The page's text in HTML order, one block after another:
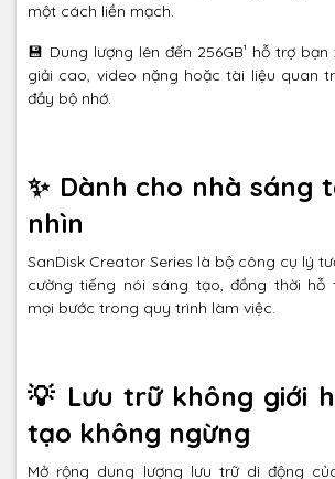
một cách liền mạch.
💾 Dung lượng lên đến 256GB¹ hỗ trợ
giải cao, video nặng hoặc tài liệu quan
đầy bộ nhớ.
✨ Dành cho nhà sáng
nhìn
SanDisk Creator Series là bộ công cụ lý
cường tiếng nói sáng tạo, đồng thời hỗ
mọi bước trong quy trình làm việc.
💡 Lưu trữ không giới
tạo không ngừng
Mở rộng dung lượng lưu trữ di động